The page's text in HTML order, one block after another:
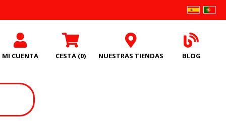
MI CUENTA CESTA (0) NUESTRAS TIENDAS BLOG